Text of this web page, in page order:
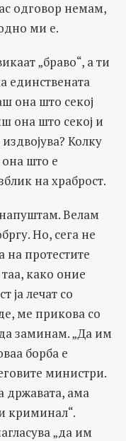
одговор немам,
ми е.
„браво“, а ти
единствената
она што секој
она што секој и
Колку
што е
на храброст.
Велам
Но, сега не
на протестите
како оние
ја лечат со
ме прикова со
заминам. „Да им
борба е
министри.
државата, ама
криминал“.
„да им